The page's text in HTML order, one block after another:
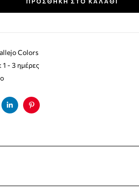
Colors
1 - 3 ημέρες
LinkedinPinterest